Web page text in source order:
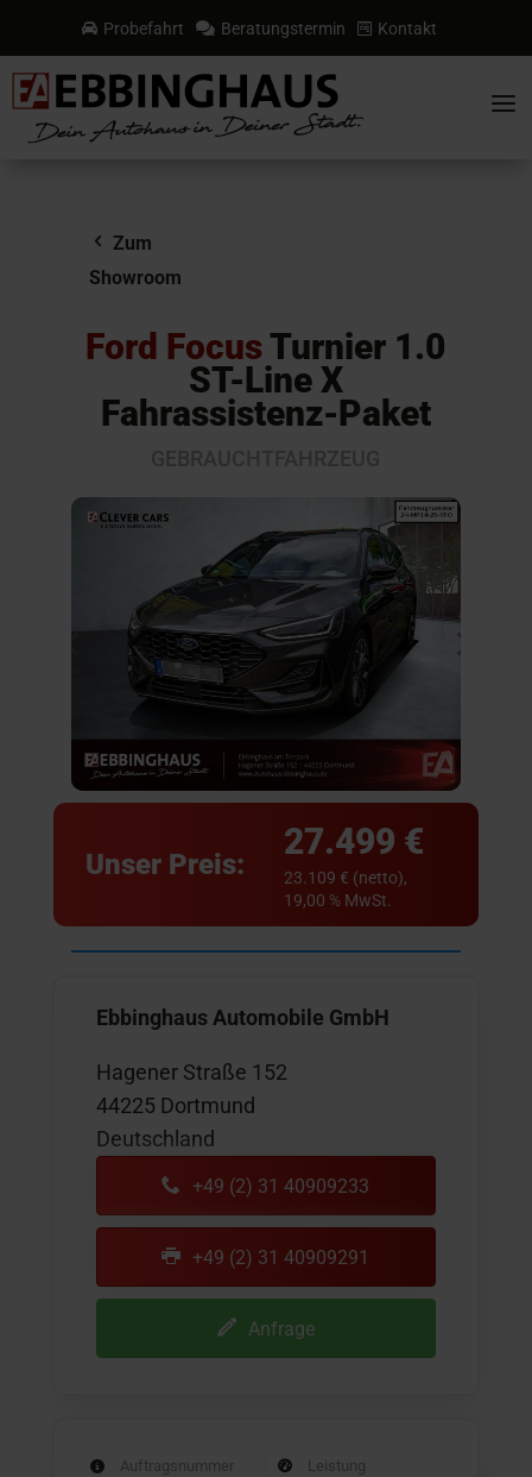
 Probefahrt  Beratungstermin  Kontakt
a
Zum
Showroom
Ford FocusTurnier 1.0
ST-Line X
Fahrassistenz-Paket
Unser Preis:
27.499 €
23.109 € (netto),
19,00 % MwSt.
Ebbinghaus Automobile GmbH
Hagener Straße 152
44225 Dortmund
Deutschland
+49 (2) 31 40909233
+49 (2) 31 40909291
Anfrage
Auftragsnummer Leistung